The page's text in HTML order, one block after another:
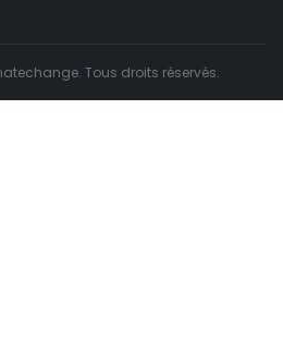
Tous droits réservés.